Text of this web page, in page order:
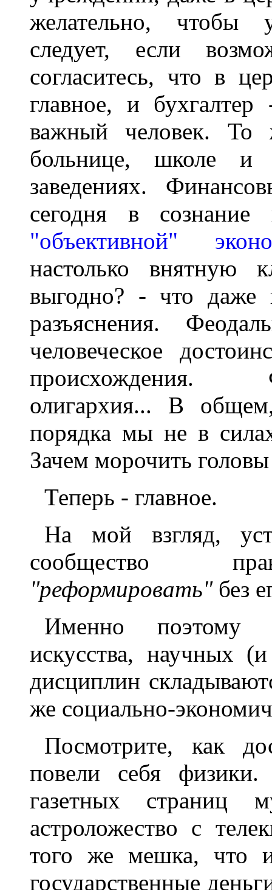
желательно, чтобы
следует, если
согласитесь, что в
главное, и
важный человек. То
больнице, школе и
заведениях.
сегодня в
"объективной"
настолько внятную
выгодно? - что даже
разъяснения.
человеческое
происхождения.
олигархия... В
порядка мы не в
Зачем морочить
Теперь - главное.
На мой взгляд,
сообщество
"реформировать"без
Именно поэтому
искусства, научных
дисциплин
же социально-
Посмотрите, как
повели себя
газетных страниц
астроложество с
того же мешка, что
государственные